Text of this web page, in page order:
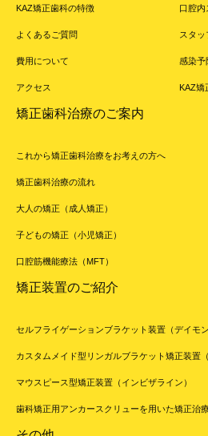
KAZ矯正歯科の特徴
よくあるご質問
費用について
アクセス
口腔内
スタッ
感染予
KAZ矯
矯正歯科治療のご案内
これから矯正歯科治療をお考えの方へ
矯正歯科治療の流れ
大人の矯正（成人矯正）
子どもの矯正（小児矯正）
口腔筋機能療法（MFT）
矯正装置のご紹介
セルフライゲーションブラケット装置（デイモン
カスタムメイド型リンガルブラケット矯正装置（
マウスピース型矯正装置（インビザライン）
歯科矯正用アンカースクリューを用いた矯正治